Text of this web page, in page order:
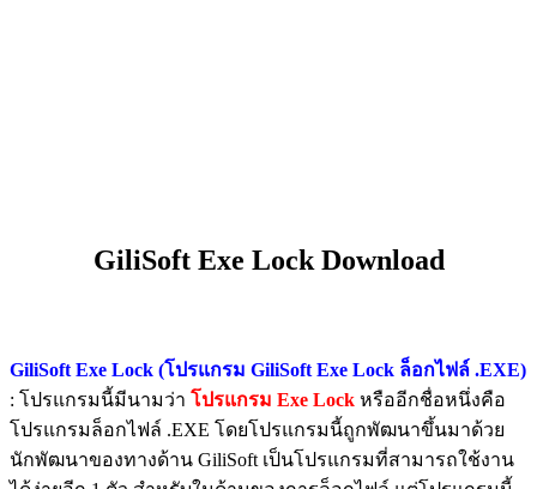
GiliSoft Exe Lock Download
GiliSoft Exe Lock (โปรแกรม GiliSoft Exe Lock ล็อกไฟล์ .EXE)
: โปรแกรมนี้มีนามว่า โปรแกรม Exe Lock หรืออีกชื่อหนึ่งคือ
โปรแกรมล็อกไฟล์ .EXE โดยโปรแกรมนี้ถูกพัฒนาขึ้นมาด้วย
นักพัฒนาของทางด้าน GiliSoft เป็นโปรแกรมที่สามารถใช้งาน